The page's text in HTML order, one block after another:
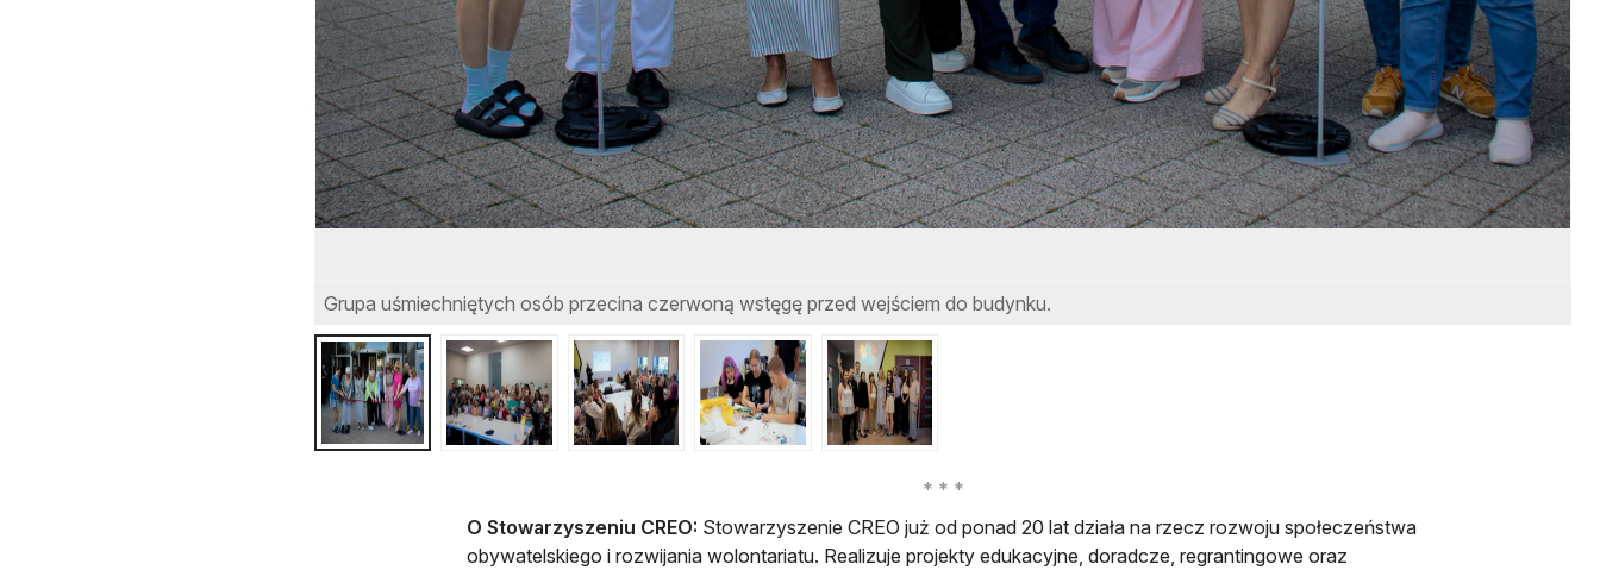
Grupa uśmiechniętych osób przecina czerwoną wstęgę przed wejściem do budynku.
O Stowarzyszeniu CREO: Stowarzyszenie CREO już od ponad 20 lat działa na rzecz rozwoju społeczeństwa
obywatelskiego i rozwijania wolontariatu. Realizuje projekty edukacyjne, doradcze, regrantingowe oraz